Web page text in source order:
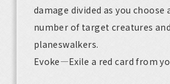
damage divided as you choose
number of target creatures
planeswalkers.
Evoke—Exile a red card from